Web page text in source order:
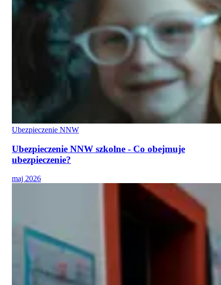
Ubezpieczenie NNW
Ubezpieczenie NNW szkolne - Co obejmuje
ubezpieczenie?
maj 2026